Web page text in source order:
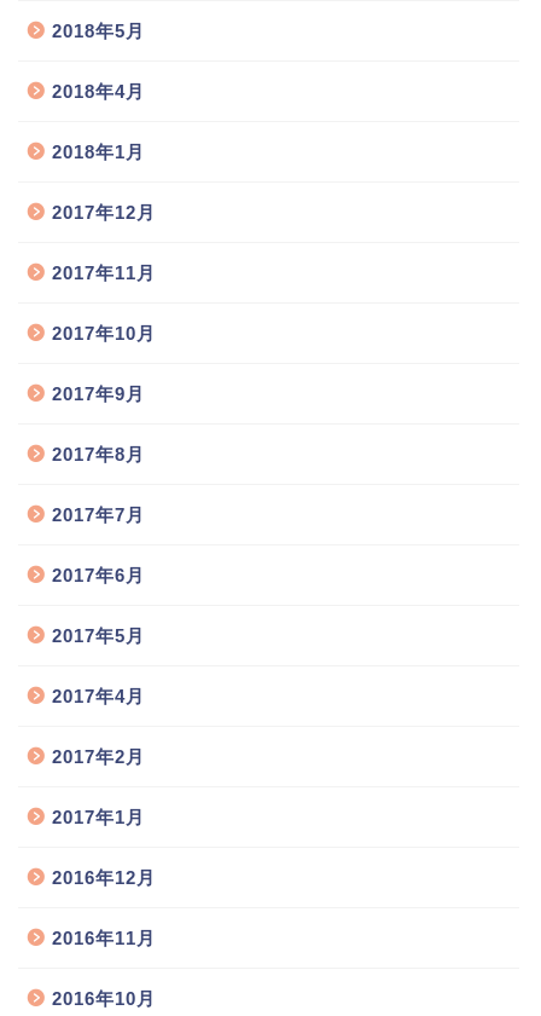
2018年5月
2018年4月
2018年1月
2017年12月
2017年11月
2017年10月
2017年9月
2017年8月
2017年7月
2017年6月
2017年5月
2017年4月
2017年2月
2017年1月
2016年12月
2016年11月
2016年10月